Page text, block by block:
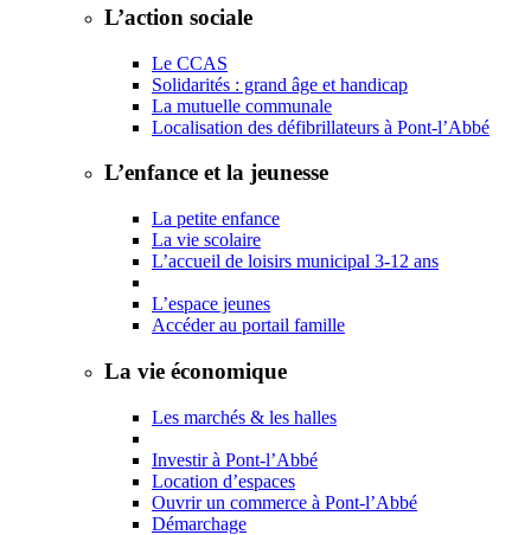
L’action sociale
Le CCAS
Solidarités : grand âge et handicap
La mutuelle communale
Localisation des défibrillateurs à Pont-l’Abbé
L’enfance et la jeunesse
La petite enfance
La vie scolaire
L’accueil de loisirs municipal 3-12 ans
L’espace jeunes
Accéder au portail famille
La vie économique
Les marchés & les halles
Investir à Pont-l’Abbé
Location d’espaces
Ouvrir un commerce à Pont-l’Abbé
Démarchage